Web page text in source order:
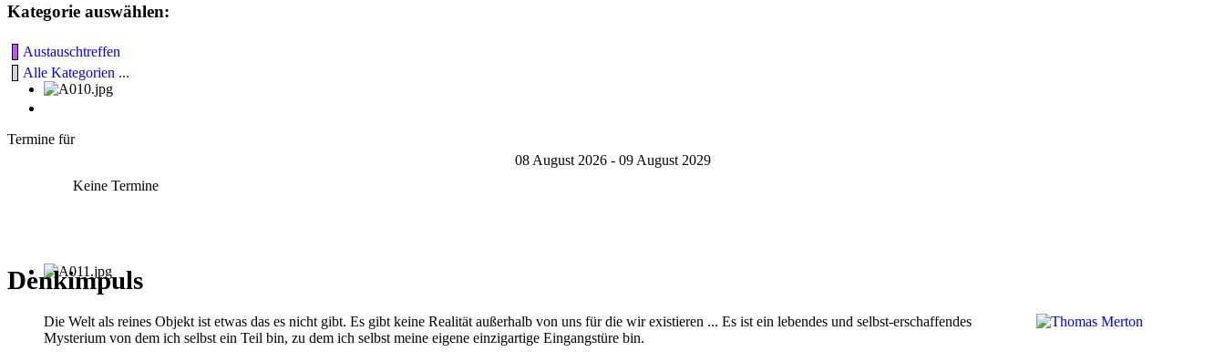
Kategorie auswählen:
Austauschtreffen
Alle Kategorien ...
Termine für
08 August 2026 - 09 August 2029
Keine Termine
Denkimpuls
Die Welt als reines Objekt ist etwas das es nicht gibt. Es gibt keine Realität außerhalb von uns für die wir existieren ... Es ist ein lebendes und selbst-erschaffendes
Mysterium von dem ich selbst ein Teil bin, zu dem ich selbst meine eigene einzigartige Eingangstüre bin.